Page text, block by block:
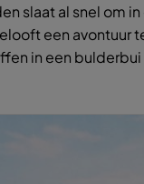
slaat al snel om
een avontuur
in een